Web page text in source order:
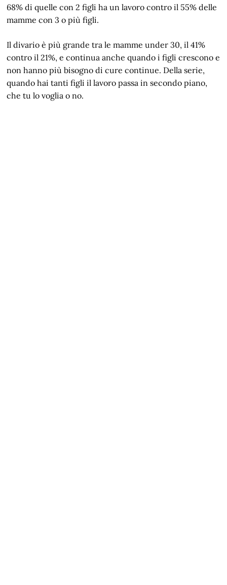
68% di quelle con 2 figli ha un lavoro contro il 55% delle
mamme con 3 o più figli.
Il divario è più grande tra le mamme under 30, il 41%
contro il 21%, e continua anche quando i figli crescono e
non hanno più bisogno di cure continue. Della serie,
quando hai tanti figli il lavoro passa in secondo piano,
che tu lo voglia o no.